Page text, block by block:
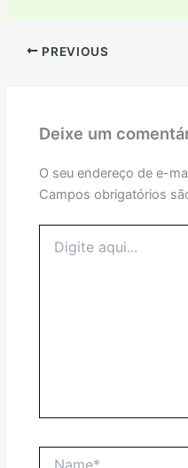
PREVIOUS
Deixe um
O seu endereço de e-
Campos obrigatórios
aqui...